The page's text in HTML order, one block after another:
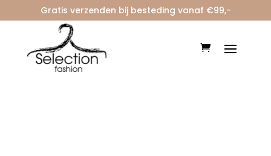
Gratis verzenden bij besteding vanaf €99,-